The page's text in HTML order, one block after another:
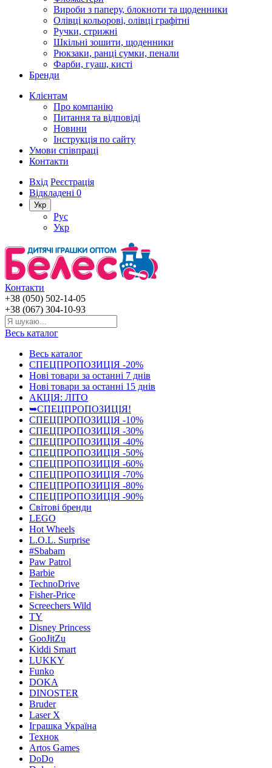
Вироби з паперу, блокноти та щоденники
Олівці кольорові, олівці графітні
Ручки, стрижні
Шкільні зошити, щоденники
Рюкзаки, ранці сумки, пенали
Фарби, гуаш, кисті
Бренди
Клієнтам
Про компанію
Питання та відповіді
Новини
Інструкція по сайту
Умови співпраці
Контакти
Вхід Реєстрація
Відкладені 0
Укр
Рус
Укр
Контакти
+38 (050) 502-14-05
+38 (067) 304-10-93
Весь каталог
Весь каталог
СПЕЦПРОПОЗИЦІЯ -20%
Нові товари за останнi 7 днiв
Нові товари за останнi 15 днiв
АКЦІЯ: ЛІТО
➥СПЕЦПРОПОЗИЦІЯ!
СПЕЦПРОПОЗИЦІЯ -10%
СПЕЦПРОПОЗИЦІЯ -30%
СПЕЦПРОПОЗИЦІЯ -40%
СПЕЦПРОПОЗИЦІЯ -50%
СПЕЦПРОПОЗИЦІЯ -60%
СПЕЦПРОПОЗИЦІЯ -70%
СПЕЦПРОПОЗИЦІЯ -80%
СПЕЦПРОПОЗИЦІЯ -90%
Світові бренди
LEGO
Hot Wheels
L.O.L. Surprise
#Sbabam
Paw Patrol
Barbie
TechnoDrive
Fisher-Price
Screechers Wild
TY
Disney Princess
GooJitZu
Kiddi Smart
LUKKY
Funko
DOKA
DINOSTER
Bruder
Laser X
Іграшка Україна
Технок
Artos Games
DoDo